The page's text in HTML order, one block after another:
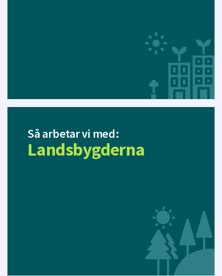
Så arbetar vi med:
Landsbygderna